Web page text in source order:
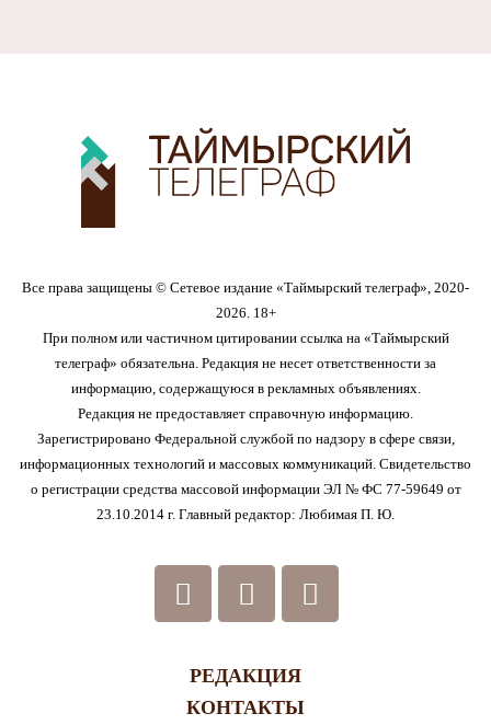
Все права защищены © Сетевое издание «Таймырский телеграф», 2020-
2026. 18+
При полном или частичном цитировании ссылка на «Таймырский
телеграф» обязательна. Редакция не несет ответственности за
информацию, содержащуюся в рекламных объявлениях.
Редакция не предоставляет справочную информацию.
Зарегистрировано Федеральной службой по надзору в сфере связи,
информационных технологий и массовых коммуникаций. Свидетельство
о регистрации средства массовой информации ЭЛ № ФС 77-59649 от
23.10.2014 г. Главный редактор: Любимая П. Ю.
РЕДАКЦИЯ
КОНТАКТЫ